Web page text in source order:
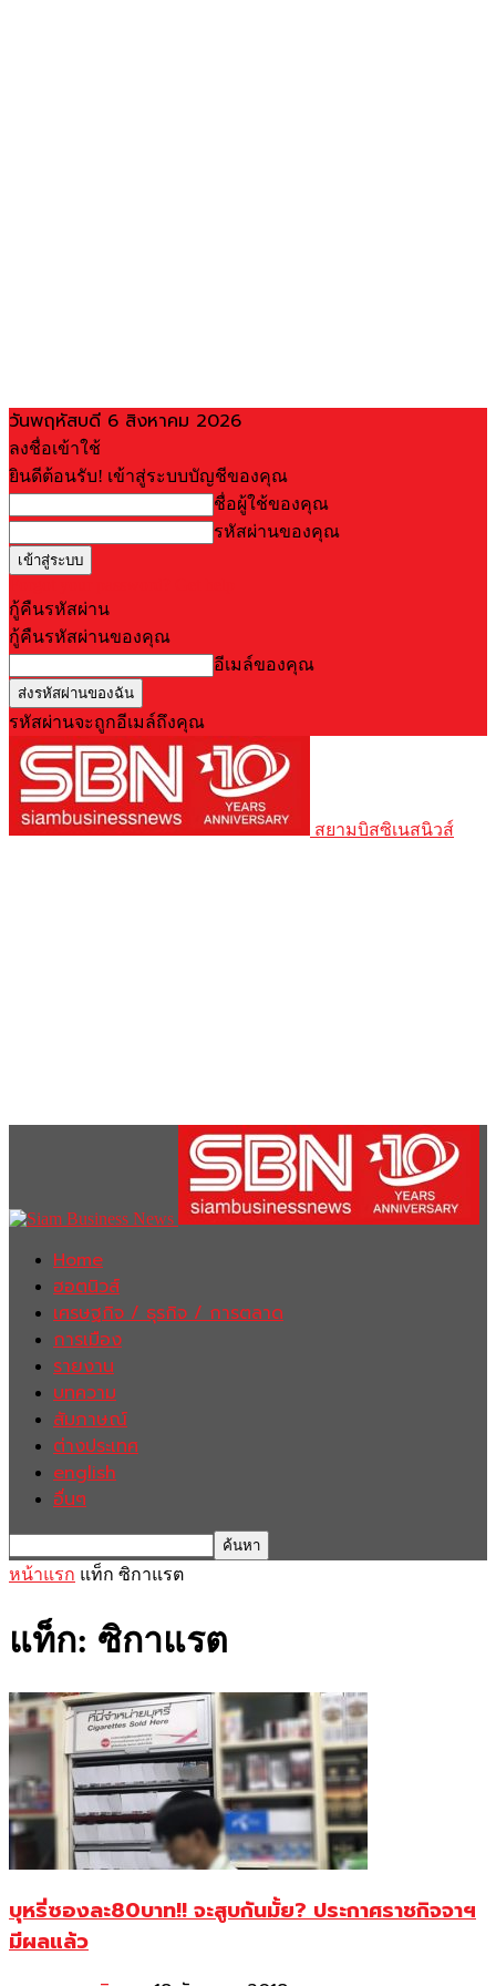
วันพฤหัสบดี 6 สิงหาคม 2026
ลงชื่อเข้าใช้
ยินดีต้อนรับ! เข้าสู่ระบบบัญชีของคุณ
ชื่อผู้ใช้ของคุณ
รหัสผ่านของคุณ
กู้คืนรหัสผ่าน
กู้คืนรหัสผ่านของคุณ
อีเมล์ของคุณ
รหัสผ่านจะถูกอีเมล์ถึงคุณ
สยามบิสซิเนสนิวส์
Home
ฮอตนิวส์
เศรษฐกิจ / ธุรกิจ / การตลาด
การเมือง
รายงาน
บทความ
สัมภาษณ์
ต่างประเทศ
english
อื่นๆ
หน้าแรก แท็ก ซิกาแรต
แท็ก: ซิกาแรต
บุหรี่ซองละ80บาท!! จะสูบกันมั้ย? ประกาศราชกิจจาฯ
มีผลแล้ว